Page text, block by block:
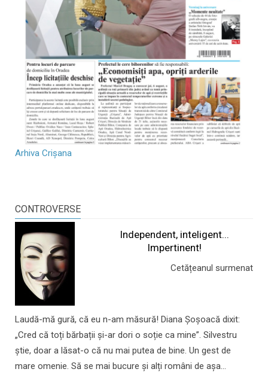
Arhiva Crișana
CONTROVERSE
Independent, inteligent...
Impertinent!
Cetățeanul surmenat
Laudă-mă gură, că eu n-am măsură! Diana Șoșoacă dixit:
„Cred că toți bărbații și-ar dori o soție ca mine”. Silvestru
știe, doar a lăsat-o că nu mai putea de bine. Un gest de
mare omenie. Să se mai bucure și alți români de așa...